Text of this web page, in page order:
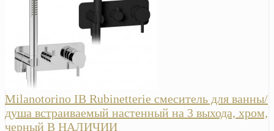
Milanotorino IB Rubinetterie смеситель для ванны/
душа встраиваемый настенный на 3 выхода, хром,
черный В НАЛИЧИИ